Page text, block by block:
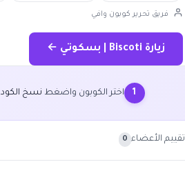
فريق تحرير كوبون وافي
زيارة Biscoti | بسكوتي ←
1 اختر الكوبون واضغط نسخ الكود
تقييم الأعضاء 0